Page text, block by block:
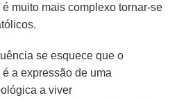
muito mais complexo tornar-se
se esquece que o
a expressão de uma
a viver